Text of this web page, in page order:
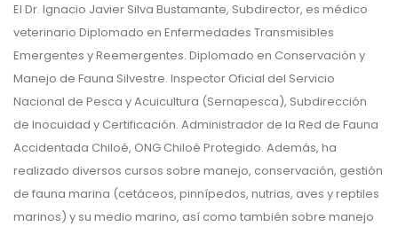
El Dr. Ignacio Javier Silva Bustamante, Subdirector, es médico
veterinario Diplomado en Enfermedades Transmisibles
Emergentes y Reemergentes. Diplomado en Conservación y
Manejo de Fauna Silvestre. Inspector Oficial del Servicio
Nacional de Pesca y Acuicultura (Sernapesca), Subdirección
de Inocuidad y Certificación. Administrador de la Red de Fauna
Accidentada Chiloé, ONG Chiloé Protegido. Además, ha
realizado diversos cursos sobre manejo, conservación, gestión
de fauna marina (cetáceos, pinnípedos, nutrias, aves y reptiles
marinos) y su medio marino, así como también sobre manejo